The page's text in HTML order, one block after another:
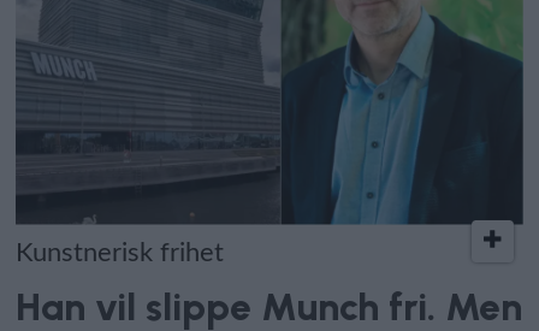
Kunstnerisk frihet
Han vil slippe Munch fri. Men